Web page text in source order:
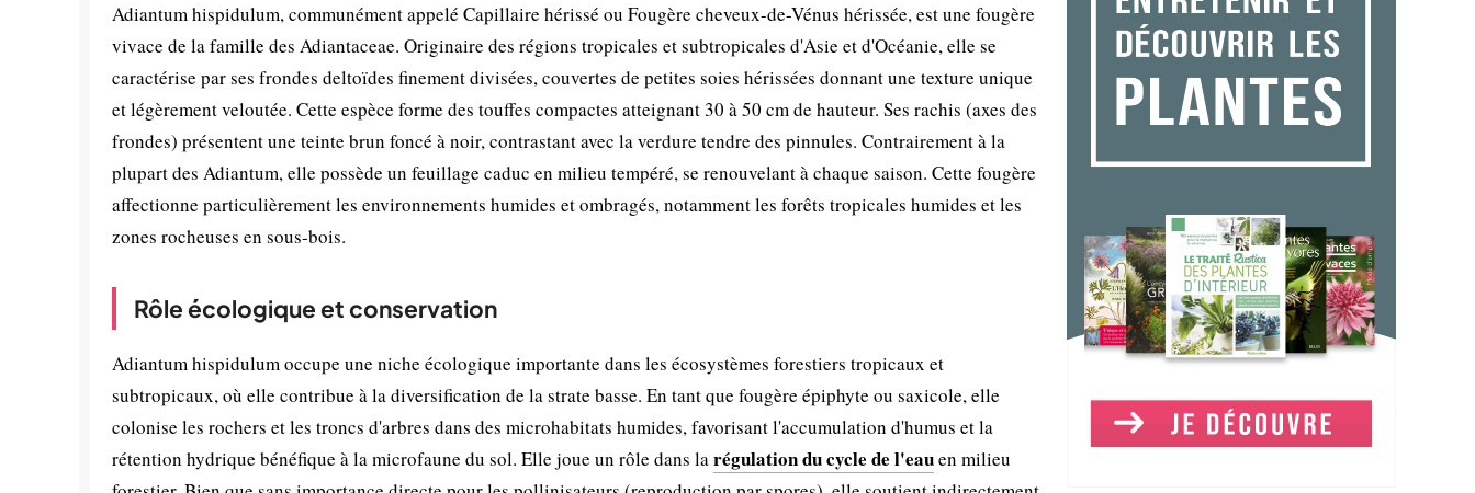
Adiantum hispidulum, communément appelé Capillaire hérissé ou Fougère cheveux-de-Vénus hérissée, est une fougère
vivace de la famille des Adiantaceae. Originaire des régions tropicales et subtropicales d'Asie et d'Océanie, elle se
caractérise par ses frondes deltoïdes finement divisées, couvertes de petites soies hérissées donnant une texture unique
et légèrement veloutée. Cette espèce forme des touffes compactes atteignant 30 à 50 cm de hauteur. Ses rachis (axes des
frondes) présentent une teinte brun foncé à noir, contrastant avec la verdure tendre des pinnules. Contrairement à la
plupart des Adiantum, elle possède un feuillage caduc en milieu tempéré, se renouvelant à chaque saison. Cette fougère
affectionne particulièrement les environnements humides et ombragés, notamment les forêts tropicales humides et les
zones rocheuses en sous-bois.
Rôle écologique et conservation
Adiantum hispidulum occupe une niche écologique importante dans les écosystèmes forestiers tropicaux et
subtropicaux, où elle contribue à la diversification de la strate basse. En tant que fougère épiphyte ou saxicole, elle
colonise les rochers et les troncs d'arbres dans des microhabitats humides, favorisant l'accumulation d'humus et la
rétention hydrique bénéfique à la microfaune du sol. Elle joue un rôle dans larégulation du cycle de l'eauen milieu